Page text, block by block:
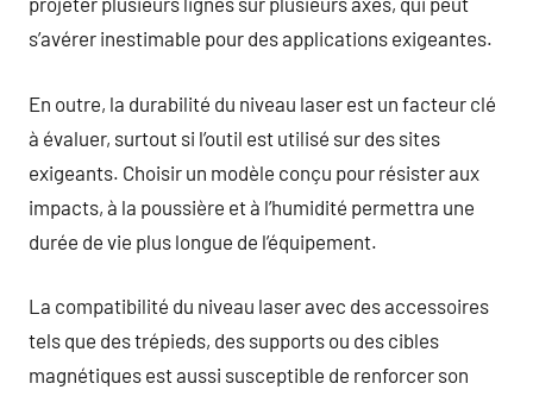
s’avérer inestimable pour des applications exigeantes.
En outre, la durabilité du niveau laser est un facteur clé
à évaluer, surtout si l’outil est utilisé sur des sites
exigeants. Choisir un modèle conçu pour résister aux
impacts, à la poussière et à l’humidité permettra une
durée de vie plus longue de l’équipement.
La compatibilité du niveau laser avec des accessoires
tels que des trépieds, des supports ou des cibles
magnétiques est aussi susceptible de renforcer son